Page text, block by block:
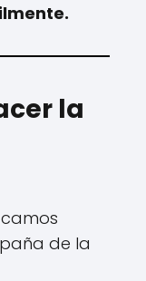
la
de la